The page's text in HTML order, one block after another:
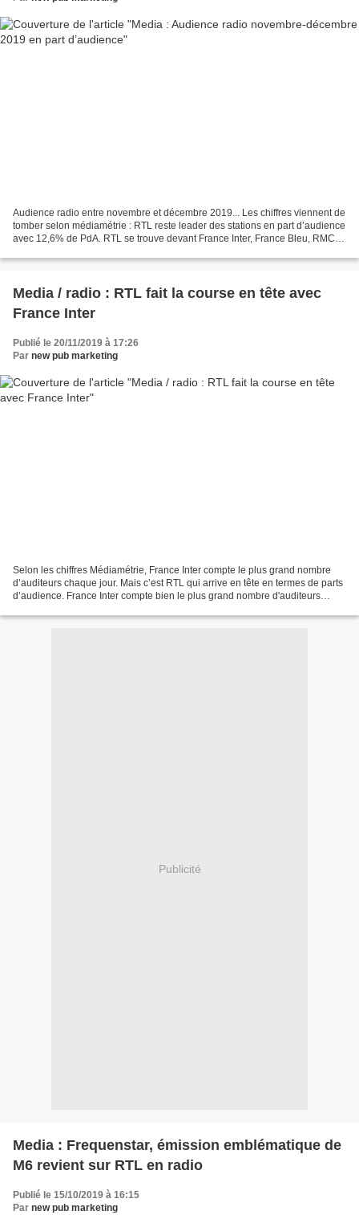
Audience radio entre novembre et décembre 2019... Les chiffres viennent de
tomber selon médiamétrie : RTL reste leader des stations en part d’audience
avec 12,6% de PdA. RTL se trouve devant France Inter, France Bleu, RMC,
Media / radio : RTL fait la course en tête avec
France Inter
Publié le 20/11/2019 à 17:26
Par new pub marketing
Selon les chiffres Médiamétrie, France Inter compte le plus grand nombre
d’auditeurs chaque jour. Mais c’est RTL qui arrive en tête en termes de parts
d’audience. France Inter compte bien le plus grand nombre d'auditeurs
Publicité
Media : Frequenstar, émission emblématique de
M6 revient sur RTL en radio
Publié le 15/10/2019 à 16:15
Par new pub marketing